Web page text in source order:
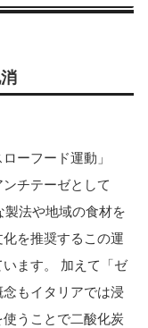
ーフード運動」
チテーゼとして
製法や地域の食材を
を推奨するこの運
ます。 加えて「ゼ
もイタリアでは浸
うことで二酸化炭